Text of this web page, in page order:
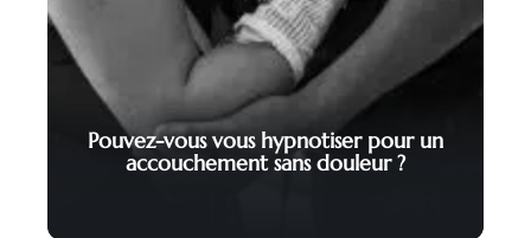
Pouvez-vous vous hypnotiser pour un
accouchement sans douleur ?